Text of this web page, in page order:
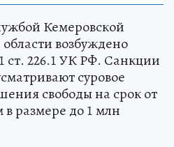
Кемеровской
возбуждено
ст. 226.1 УК РФ. Санкции
суровое
свободы на срок от
в размере до 1 млн